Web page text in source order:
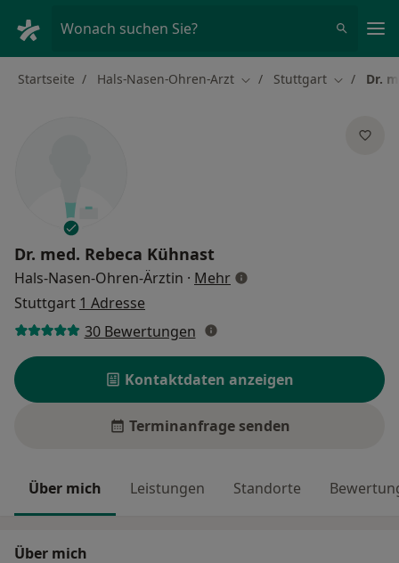
Wonach suchen Sie?
Startseite Hals-Nasen-Ohren-Arzt Stadt ändern
Stuttgart StadtDr.
Dr. med. Rebeca Kühnast
Hals-Nasen-Ohren-Ärztin · Mehrüber Spezialisierungen
Stuttgart 1 Adresse
30 Bewertungen
Kontaktdaten anzeigen
Terminanfrage senden
Über mich Leistungen Standorte
Über mich